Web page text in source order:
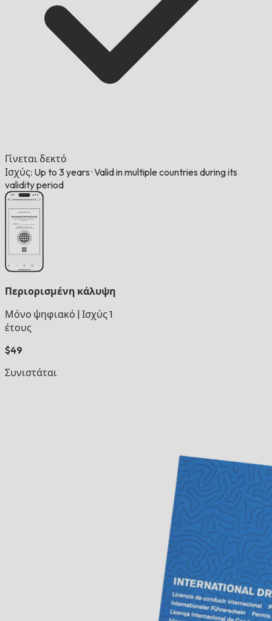
Γίνεται δεκτό
Ισχύς: Up to 3 years ·Valid in multiple countries during its
validity period
Περιορισμένη κάλυψη
Μόνο ψηφιακό Ισχύς 1
έτους
$49
Συνιστάται